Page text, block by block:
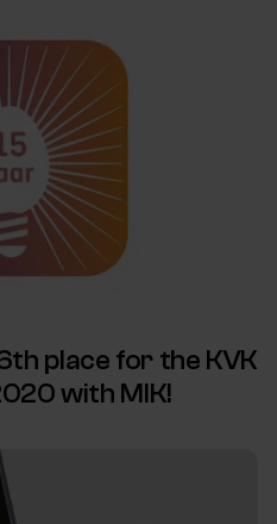
place for the KVK
with MIK!